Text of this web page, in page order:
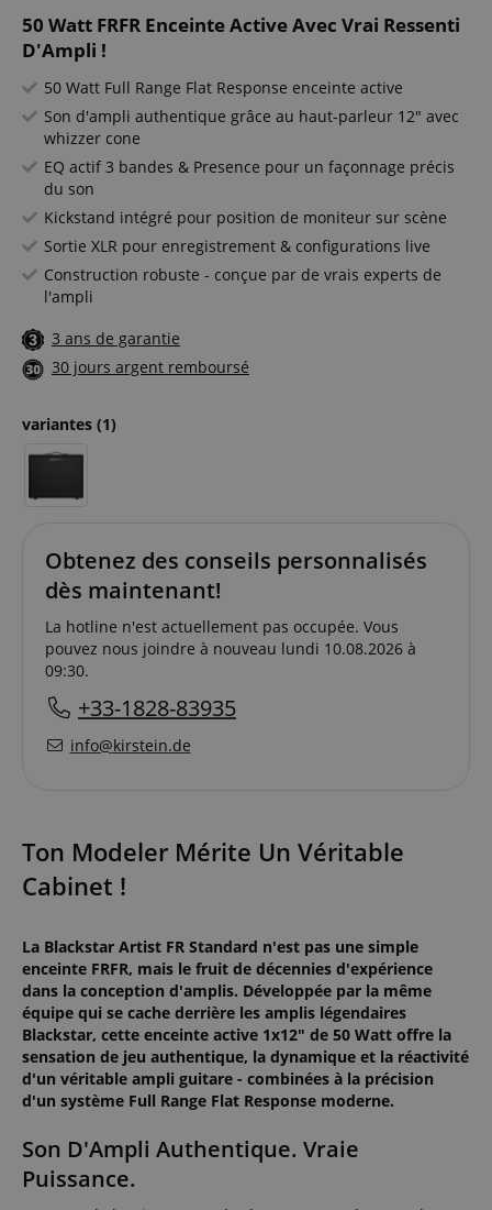
50 Watt FRFR Enceinte Active Avec Vrai Ressenti
D'Ampli !
50 Watt Full Range Flat Response enceinte active
Son d'ampli authentique grâce au haut-parleur 12" avec
whizzer cone
EQ actif 3 bandes & Presence pour un façonnage précis
du son
Kickstand intégré pour position de moniteur sur scène
Sortie XLR pour enregistrement & configurations live
Construction robuste - conçue par de vrais experts de
l'ampli
3 ans de garantie
30 jours argent remboursé
variantes (1)
Obtenez des conseils personnalisés
dès maintenant!
La hotline n'est actuellement pas occupée. Vous
pouvez nous joindre à nouveau lundi 10.08.2026 à
09:30.
+33-1828-83935
info@kirstein.de
Ton Modeler Mérite Un Véritable
Cabinet !
La Blackstar Artist FR Standard n'est pas une simple
enceinte FRFR, mais le fruit de décennies d'expérience
dans la conception d'amplis. Développée par la même
équipe qui se cache derrière les amplis légendaires
Blackstar, cette enceinte active 1x12" de 50 Watt offre la
sensation de jeu authentique, la dynamique et la réactivité
d'un véritable ampli guitare - combinées à la précision
d'un système Full Range Flat Response moderne.
Son D'Ampli Authentique. Vraie
Puissance.